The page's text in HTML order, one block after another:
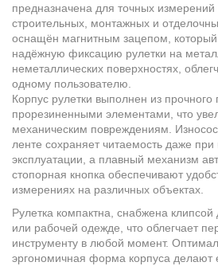
предназначена для точных
строительных, монтажных и
оснащён магнитным зацепом, который
надёжную фиксацию рулетки на
неметаллических поверхностях,
одному пользователю.
Корпус рулетки выполнен из прочного
прорезиненными элементами, что
механическим повреждениям.
ленте сохраняет читаемость даже при
эксплуатации, а плавный механизм
стопорная кнопка обеспечивают
измерениях на различных объектах.
Рулетка компактна, снабжена
или рабочей одежде, что облегчает
инструменту в любой момент.
эргономичная форма корпуса делают